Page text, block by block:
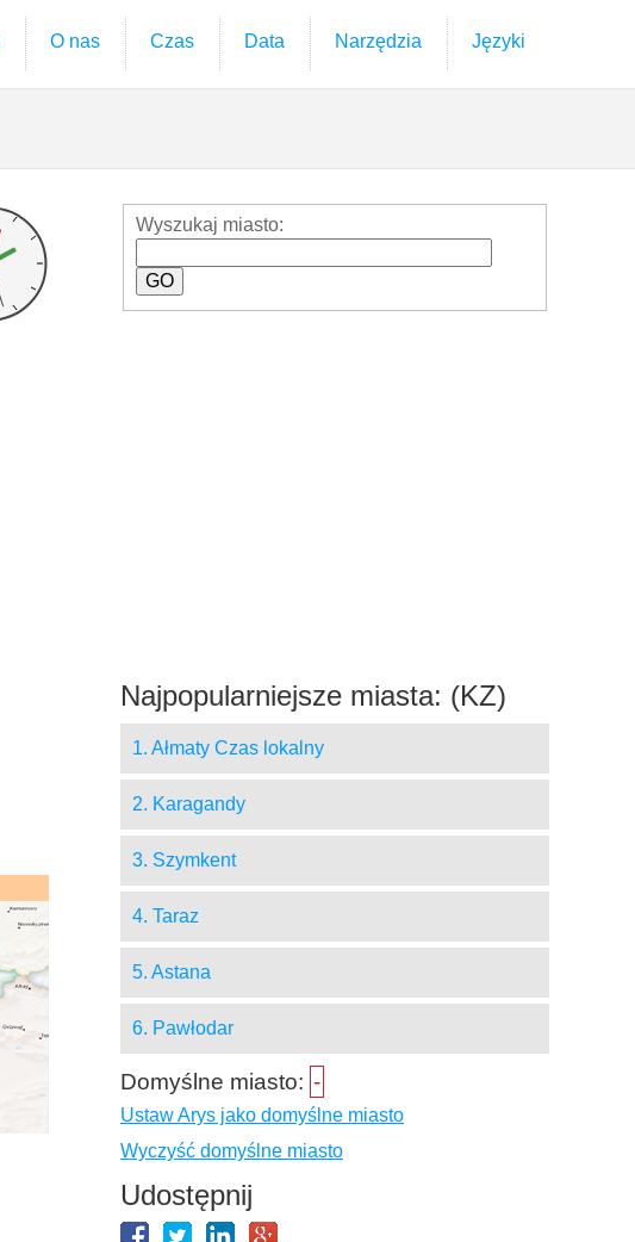
O nas Czas Data Narzędzia Języki
Wyszukaj miasto:
Najpopularniejsze miasta: (KZ)
1. Ałmaty Czas lokalny
2. Karagandy
3. Szymkent
4. Taraz
5. Astana
6. Pawłodar
Domyślne miasto: -
Ustaw Arys jako domyślne miasto
Wyczyść domyślne miasto
Udostępnij